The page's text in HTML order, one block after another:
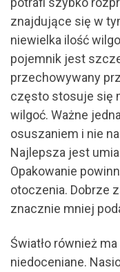
znajdujące się w
niewielka ilość
pojemnik jest
przechowywany
często stosuje się
wilgoć. Ważne
osuszaniem i nie
Najlepsza jest
Opakowanie
otoczenia. Dobrze
znacznie mniej
Światło również
niedoceniane.